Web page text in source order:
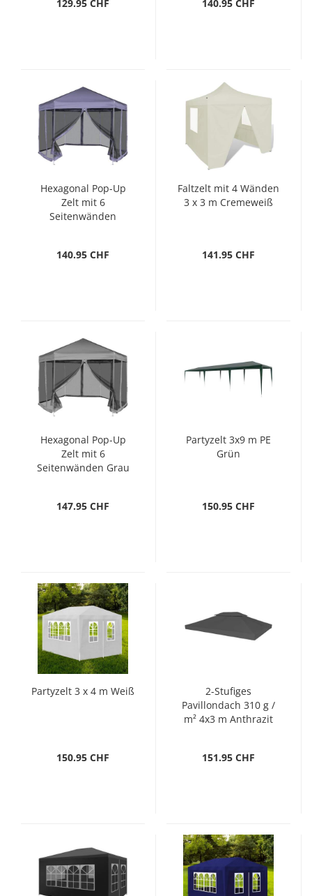
129.95 CHF 140.95 CHF
Hexagonal Pop-Up
Zelt mit 6
Seitenwänden
140.95 CHF
Faltzelt mit 4 Wänden
3 x 3 m Cremeweiß
141.95 CHF
Hexagonal Pop-Up
Zelt mit 6
Seitenwänden Grau
147.95 CHF
Partyzelt 3x9 m PE
Grün
150.95 CHF
Partyzelt 3 x 4 m Weiß
150.95 CHF
2-Stufiges
Pavillondach 310 g /
m² 4x3 m Anthrazit
151.95 CHF